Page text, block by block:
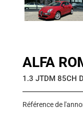
ALFA
1.3 JTDM 85CH
Référence de